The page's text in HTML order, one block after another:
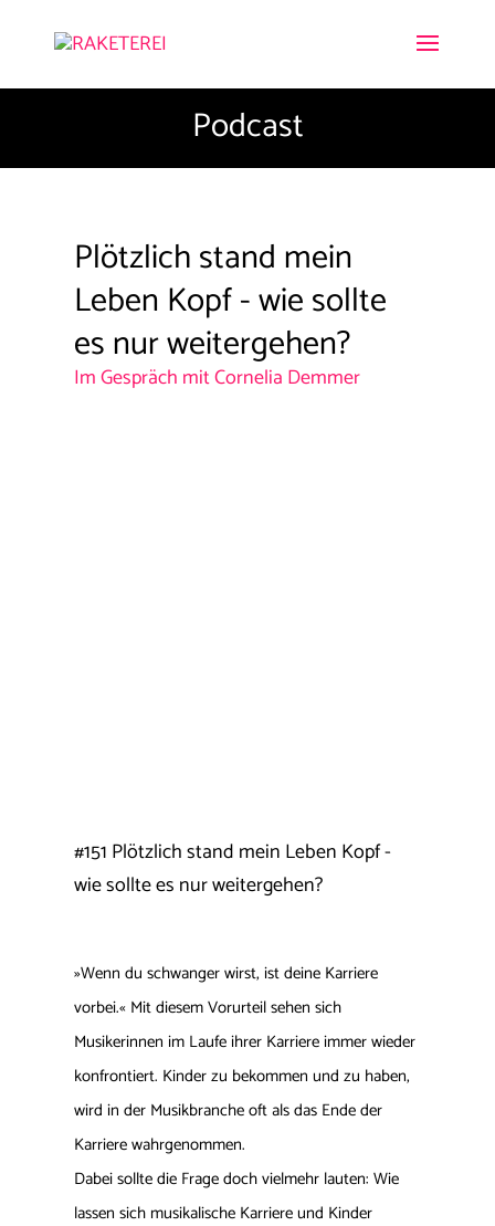
Podcast
Plötzlich stand mein
Leben Kopf - wie sollte
es nur weitergehen?
Im Gespräch mit Cornelia Demmer
#151 Plötzlich stand mein Leben Kopf -
wie sollte es nur weitergehen?
»Wenn du schwanger wirst, ist deine Karriere
vorbei.« Mit diesem Vorurteil sehen sich
Musikerinnen im Laufe ihrer Karriere immer wieder
konfrontiert. Kinder zu bekommen und zu haben,
wird in der Musikbranche oft als das Ende der
Karriere wahrgenommen.
Dabei sollte die Frage doch vielmehr lauten: Wie
lassen sich musikalische Karriere und Kinder